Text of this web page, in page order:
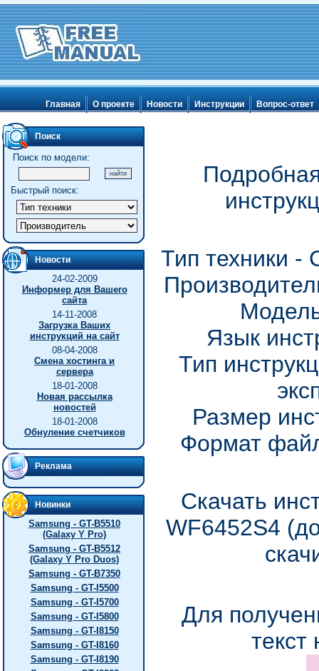
Главная О проекте Новости Инструкции Вопрос-ответ
Поиск
Поиск по модели:
Быстрый поиск:
Новости
24-02-2009
Информер для Вашего
сайта
14-11-2008
Загрузка Ваших
инструкций на сайт
08-04-2008
Смена хостинга и
сервера
18-01-2008
Новая рассылка
новостей
18-01-2008
Обнуление счетчиков
Реклама
Новинки
Samsung - GT-B5510
(Galaxy Y Pro)
Samsung - GT-B5512
(Galaxy Y Pro Duos)
Samsung - GT-B7350
Samsung - GT-I5500
Samsung - GT-I5700
Samsung - GT-I5800
Samsung - GT-I8150
Samsung - GT-I8160
Samsung - GT-I8190
Тип техники
Язык
Тип
Размер
Формат
Скачать
WF6452S4
Для
текст